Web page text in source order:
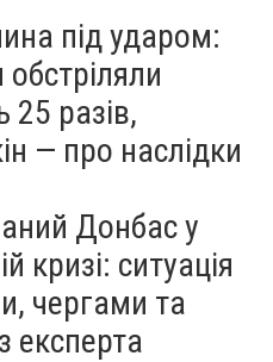
під ударом:
обстріляли
25 разів,
— про наслідки
Донбас у
кризі: ситуація
чергами та
експерта